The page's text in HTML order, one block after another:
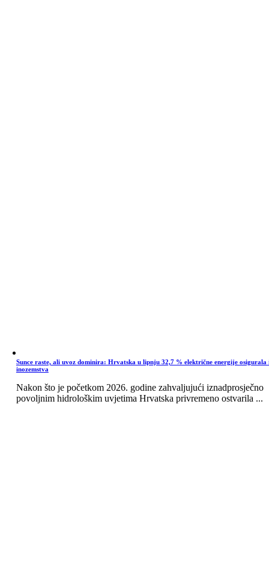
Sunce raste, ali uvoz dominira: Hrvatska u lipnju 32,7 % električne energije osigurala
inozemstva
Nakon što je početkom 2026. godine zahvaljujući iznadprosječno
povoljnim hidrološkim uvjetima Hrvatska privremeno ostvarila ...